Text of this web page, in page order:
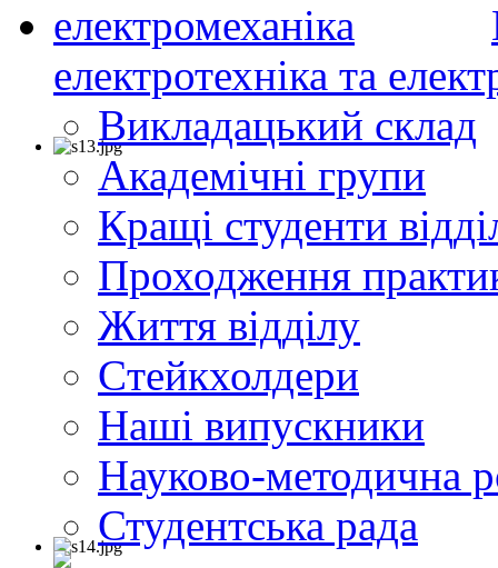
електротехніка та
Викладацький склад
Академічні групи
Кращі студенти
Проходження
Життя відділу
Cтейкхолдери
Наші випускники
Науково-методична
Студентська рада